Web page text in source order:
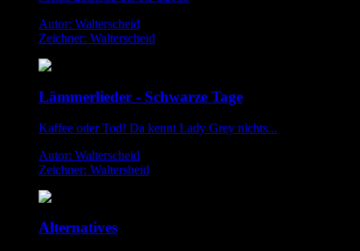
Autor: Walterscheid
Zeichner: Walterscheid
Lämmerlieder - Schwarze Tage
Kaffee oder Tod! Da kennt Lady Grey nichts...
Autor: Walterscheid
Zeichner: Waltersheid
Alternatives